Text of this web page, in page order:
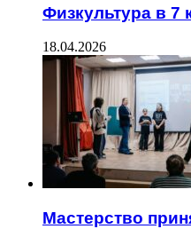
Физкультура в 7
18.04.2026
Мастерство